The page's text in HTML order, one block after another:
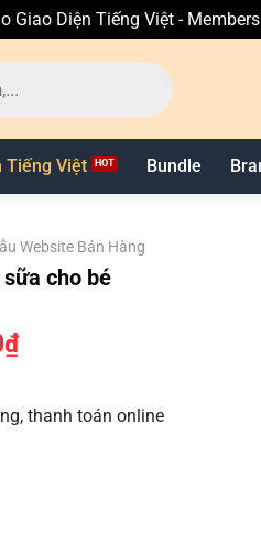
Giao Diện Tiếng Việt -
Tiếng Việt Bundle
Website Bán Hàng
cho bé
₫Giá
thanh toán online